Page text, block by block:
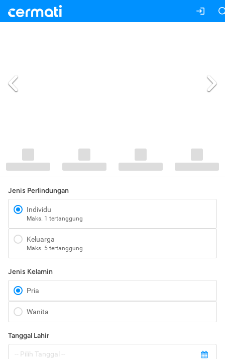
Jenis Perlindungan
Individu
Maks. 1 tertanggung
Keluarga
Maks. 5 tertanggung
Jenis Kelamin
Pria
Wanita
Tanggal Lahir